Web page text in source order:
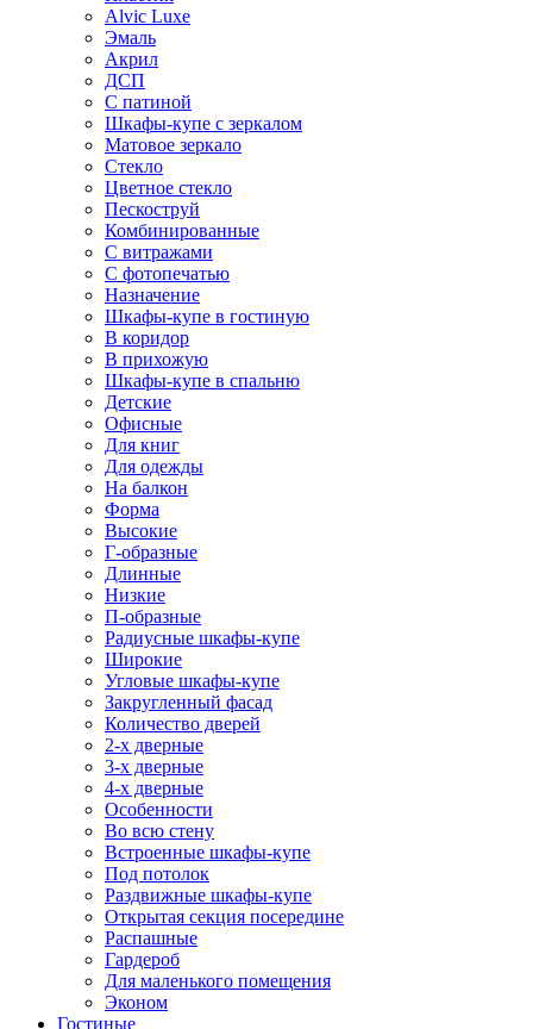
Alvic Luxe
Эмаль
Акрил
ДСП
С патиной
Шкафы-купе с зеркалом
Матовое зеркало
Стекло
Цветное стекло
Пескоструй
Комбинированные
С витражами
С фотопечатью
Назначение
Шкафы-купе в гостиную
В коридор
В прихожую
Шкафы-купе в спальню
Детские
Офисные
Для книг
Для одежды
На балкон
Форма
Высокие
Г-образные
Длинные
Низкие
П-образные
Радиусные шкафы-купе
Широкие
Угловые шкафы-купе
Закругленный фасад
Количество дверей
2-х дверные
3-х дверные
4-х дверные
Особенности
Во всю стену
Встроенные шкафы-купе
Под потолок
Раздвижные шкафы-купе
Открытая секция посередине
Распашные
Гардероб
Для маленького помещения
Эконом
Гостиные